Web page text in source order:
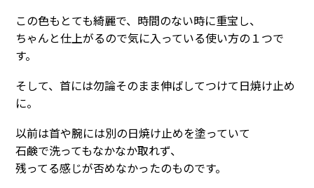
この色もとても綺麗で、時間のない時に重宝し、
ちゃんと仕上がるので気に入っている使い方の１つで
す。
そして、首には勿論そのまま伸ばしてつけて日焼け止め
に。
以前は首や腕には別の日焼け止めを塗っていて
石鹸で洗ってもなかなか取れず、
残ってる感じが否めなかったのものです。